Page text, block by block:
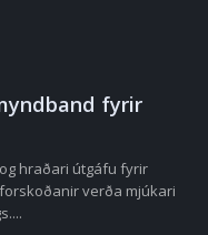
fyrir
hraðari útgáfu fyrir
verða mjúkari